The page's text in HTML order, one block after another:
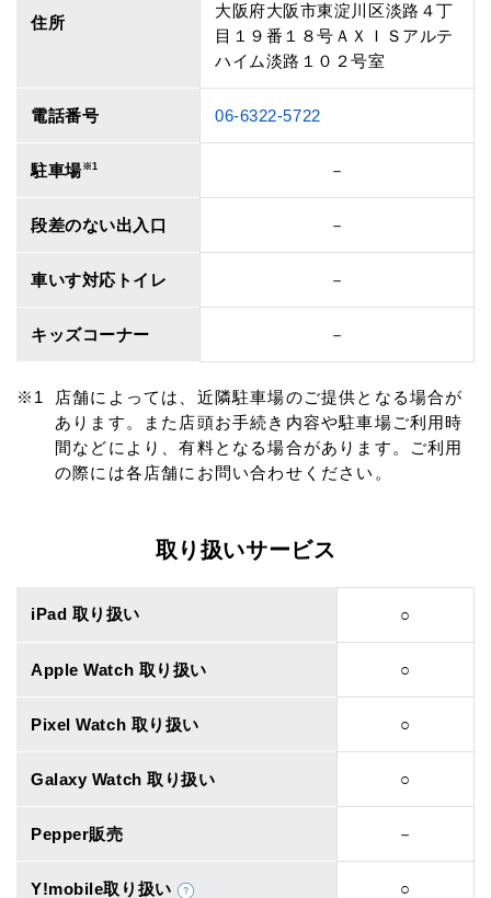
住所
大阪府大阪市東淀川区淡路４丁
目１９番１８号ＡＸＩＳアルテ
ハイム淡路１０２号室
電話番号 06-6322-5722
駐車場※1 －
段差のない出入口 －
車いす対応トイレ －
キッズコーナー －
店舗によっては、近隣駐車場のご提供となる場合が
あります。また店頭お手続き内容や駐車場ご利用時
間などにより、有料となる場合があります。ご利用
の際には各店舗にお問い合わせください。
取り扱いサービス
iPad 取り扱い ○
Apple Watch 取り扱い ○
Pixel Watch 取り扱い ○
Galaxy Watch 取り扱い ○
Pepper販売 －
Y!mobile取り扱い ○